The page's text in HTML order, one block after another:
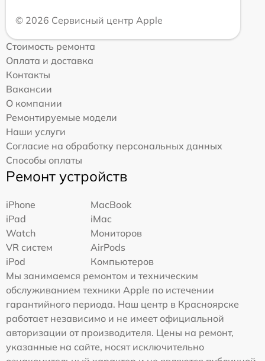
© 2026 Сервисный центр Apple
Стоимость ремонта
Оплата и доставка
Контакты
Вакансии
О компании
Ремонтируемые модели
Наши услуги
Согласие на обработку персональных данных
Способы оплаты
Ремонт устройств
iPhone
MacBook
iPad
iMac
Watch
Мониторов
VR систем
AirPods
iPod
Компьютеров
Мы занимаемся ремонтом и техническим
обслуживанием техники Apple по истечении
гарантийного периода. Наш центр в Красноярске
работает независимо и не имеет официальной
авторизации от производителя. Цены на ремонт,
указанные на сайте, носят исключительно